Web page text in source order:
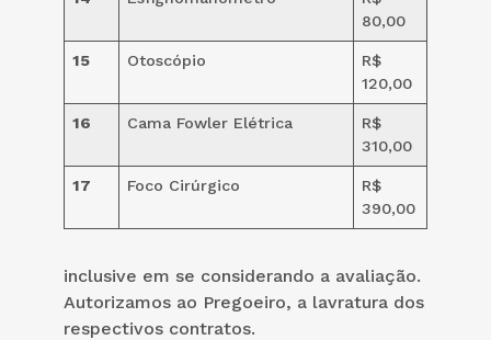
80,00
15 Otoscópio
R$
120,00
16 Cama Fowler Elétrica
R$
310,00
17 Foco Cirúrgico
R$
390,00
inclusive em se considerando a avaliação.
Autorizamos ao Pregoeiro, a lavratura dos
respectivos contratos.